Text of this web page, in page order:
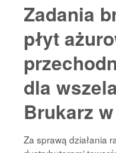
Zadania
płyt
dla
Brukarz
Za sprawą działania